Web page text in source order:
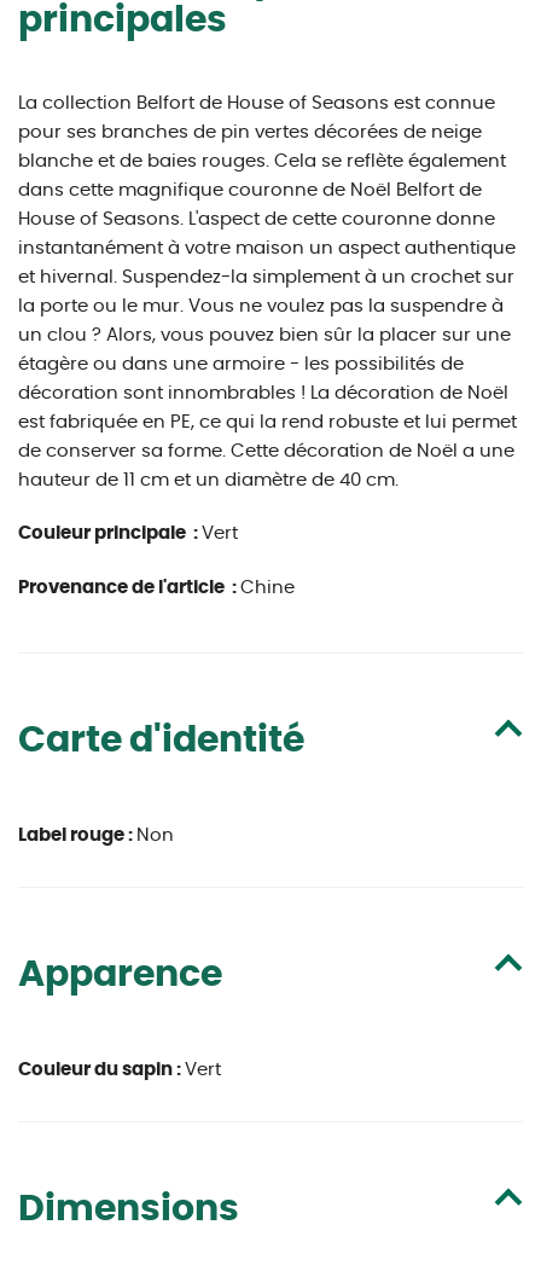
principales
La collection Belfort de House of Seasons est connue
pour ses branches de pin vertes décorées de neige
blanche et de baies rouges. Cela se reflète également
dans cette magnifique couronne de Noël Belfort de
House of Seasons. L'aspect de cette couronne donne
instantanément à votre maison un aspect authentique
et hivernal. Suspendez-la simplement à un crochet sur
la porte ou le mur. Vous ne voulez pas la suspendre à
un clou ? Alors, vous pouvez bien sûr la placer sur une
étagère ou dans une armoire - les possibilités de
décoration sont innombrables ! La décoration de Noël
est fabriquée en PE, ce qui la rend robuste et lui permet
de conserver sa forme. Cette décoration de Noël a une
hauteur de 11 cm et un diamètre de 40 cm.
Couleur principale : Vert
Provenance de l'article : Chine
Carte d'identité
Label rouge : Non
Apparence
Couleur du sapin : Vert
Dimensions